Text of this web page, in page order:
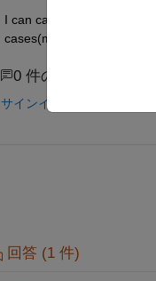
I can calculate it easily
cases(my codeword in
0 件のコメント
サインインしてコメントす
回答 (1 件)